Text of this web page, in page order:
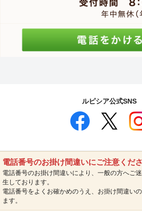
ルピシア公式SNS
電話番号のお掛け間違いにご注意くだ
電話番号のお掛け間違いにより、一般の方へご
生しております。
電話番号をよくお確かめのうえ、お掛け間違い
ます。